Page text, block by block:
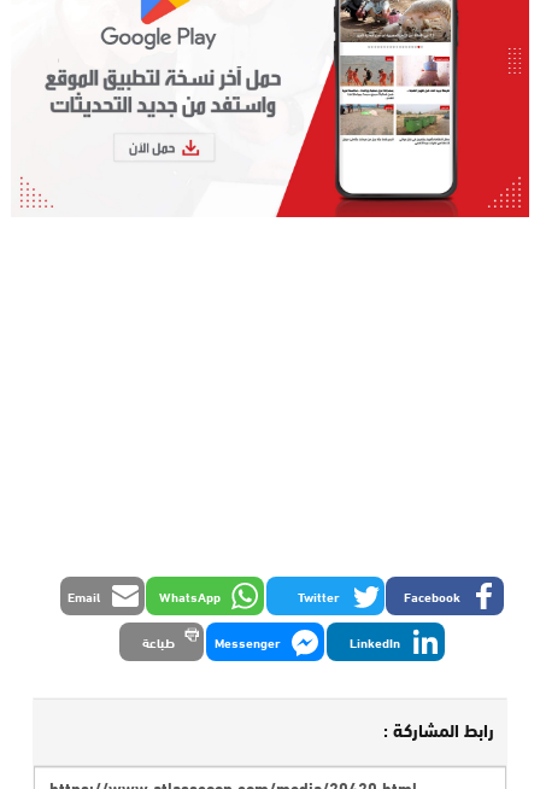
Facebook
Twitter
WhatsApp
Email
LinkedIn
Messenger طباعة
رابط المشاركة :